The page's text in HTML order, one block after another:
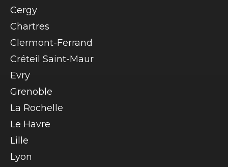
Cergy
Chartres
Clermont-Ferrand
Créteil Saint-Maur
Evry
Grenoble
La Rochelle
Le Havre
Lille
Lyon